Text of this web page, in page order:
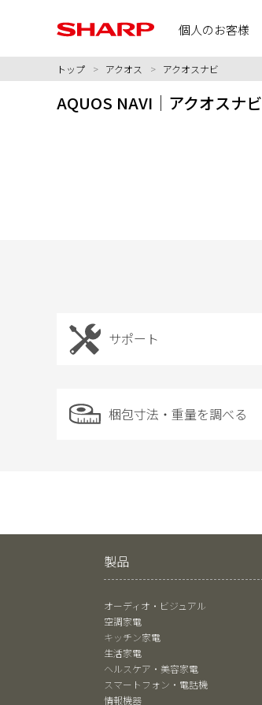
個人のお客様
トップ > アクオス > アクオスナビ
AQUOS NAVI│アクオスナビ
サポート
梱包寸法・重量を調べる
製品
オーディオ・ビジュアル
空調家電
キッチン家電
生活家電
ヘルスケア・美容家電
スマートフォン・電話機
情報機器